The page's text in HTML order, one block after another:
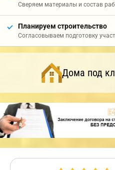
Сверяем материалы и состав
Планируем строительство
Согласовываем подготовку
Дома под